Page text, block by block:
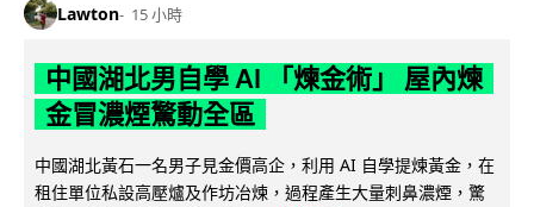
Lawton 15 小時
中國湖北男自學 AI 「煉金術」 屋內煉
金冒濃煙驚動全區
中國湖北黃石一名男子見金價高企，利用 AI 自學提煉黃金，在
租住單位私設高壓爐及作坊冶煉，過程產生大量刺鼻濃煙，驚